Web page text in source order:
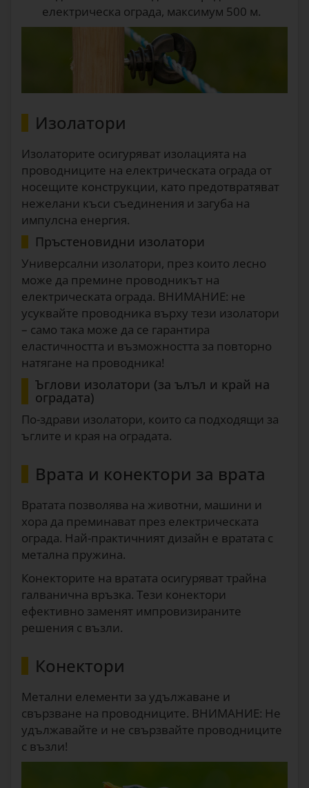
електрическа ограда, максимум 500 м.
Изолатори
Изолаторите осигуряват изолацията на
проводниците на електрическата ограда от
носещите конструкции, като предотвратяват
нежелани къси съединения и загуба на
импулсна енергия.
Пръстеновидни изолатори
Универсални изолатори, през които лесно
може да премине проводникът на
електрическата ограда. ВНИМАНИЕ: не
усуквайте проводника върху тези изолатори
– само така може да се гарантира
еластичността и възможността за повторно
натягане на проводника!
Ъглови изолатори (за ълъл и край на
оградата)
По-здрави изолатори, които са подходящи за
ъглите и края на оградата.
Врата и конектори за врата
Вратата позволява на животни, машини и
хора да преминават през електрическата
ограда. Най-практичният дизайн е вратата с
метална пружина.
Конекторите на вратата осигуряват трайна
галванична връзка. Тези конектори
ефективно заменят импровизираните
решения с възли.
Конектори
Метални елементи за удължаване и
свързване на проводниците. ВНИМАНИЕ: Не
удължавайте и не свързвайте проводниците
с възли!